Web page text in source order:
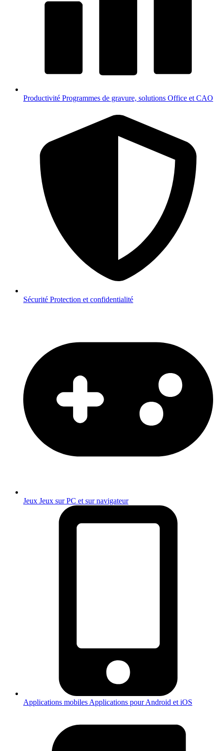
Productivité Programmes de gravure, solutions Office et CAO
Sécurité Protection et confidentialité
Jeux Jeux sur PC et sur navigateur
Applications mobiles Applications pour Android et iOS